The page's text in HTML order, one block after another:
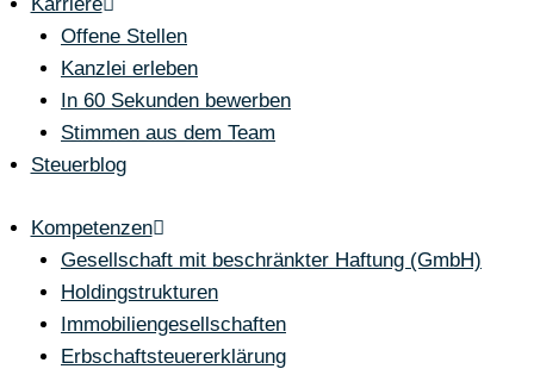
Offene Stellen
Kanzlei erleben
In 60 Sekunden bewerben
Stimmen aus dem Team
Steuerblog
Kompetenzen
Gesellschaft mit beschränkter Haftung (GmbH)
Holdingstrukturen
Immobiliengesellschaften
Erbschaftsteuererklärung